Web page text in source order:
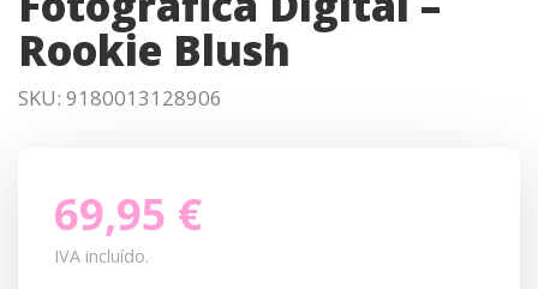
Rookie Blush
SKU: 9180013128906
69,95 €
IVA incluído.